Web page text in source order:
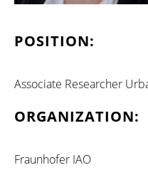
POSITION:
Associate Researcher
ORGANIZATION:
Fraunhofer IAO